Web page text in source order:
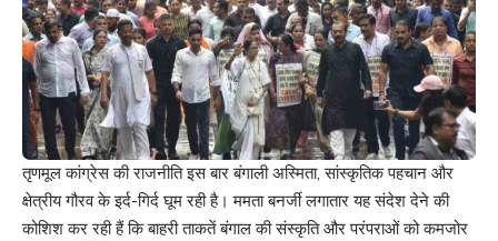
तृणमूल कांग्रेस की राजनीति इस बार बंगाली अस्मिता, सांस्कृतिक पहचान और
क्षेत्रीय गौरव के इर्द-गिर्द घूम रही है। ममता बनर्जी लगातार यह संदेश देने की
कोशिश कर रही हैं कि बाहरी ताकतें बंगाल की संस्कृति और परंपराओं को कमजोर